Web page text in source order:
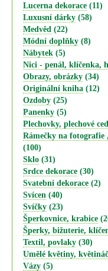
Lucerna dekorace (11)
Luxusní dárky (58)
Medvěd (22)
Módní doplňky (8)
Nábytek (5)
Nici - penál, klíčenka,
Obrazy, obrázky (34)
Originální kniha (12)
Ozdoby (25)
Panenky (5)
Plechovky, plechové
Rámečky na fotografie
(100)
Sklo (31)
Srdce dekorace (30)
Svatební dekorace (2)
Svícen (40)
Svíčky (23)
Šperkovnice, krabice
Šperky, bižuterie,
Textil, povlaky (30)
Umělé květiny,
Vázy (5)